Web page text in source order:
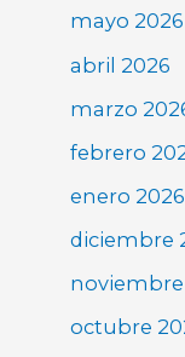
mayo 2026
abril 2026
marzo
febrero
enero 2026
diciembre
noviembre
octubre